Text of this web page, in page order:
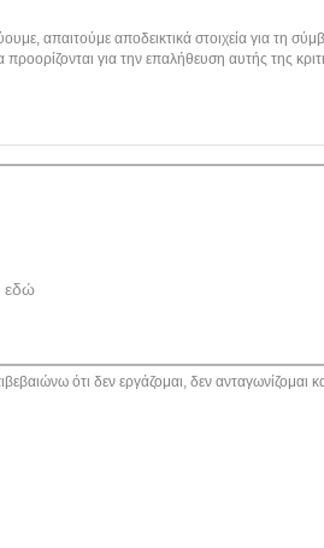
απαιτούμε αποδεικτικά στοιχεία για τη
για την επαλήθευση αυτής της
εδώ
ότι δεν εργάζομαι, δεν ανταγωνίζομαι